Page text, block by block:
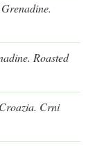
Roasted
Crni